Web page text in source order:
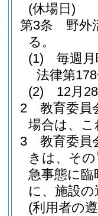
(休場日)
第3条
野外
る。
(1)
毎週
法律第
(2)
12月
2
教育委員
場合は、
3
教育委員
きは、そ
急事態に
に、施設
(利用者の